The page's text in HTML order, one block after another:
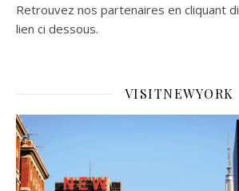
Retrouvez nos partenaires en cliquant
lien ci dessous.
VISITNEWYORK